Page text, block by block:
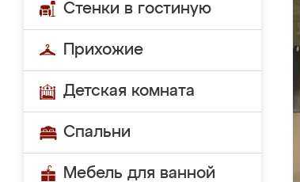
Стенки в гостиную
Прихожие
Детская комната
Спальни
Мебель для ванной